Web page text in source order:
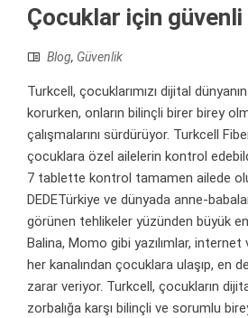
Çocuklar için
Blog, Güvenlik
Turkcell, çocuklarımızı dijital
korurken, onların bilinçli birer birey
çalışmalarını sürdürüyor. Turkcell
çocuklara özel ailelerin kontrol
7 tablette kontrol tamamen ailede
DEDETürkiye ve dünyada anne-
görünen tehlikeler yüzünden büyük
Balina, Momo gibi yazılımlar, internet
her kanalından çocuklara ulaşıp, en
zarar veriyor. Turkcell, çocukların
zorbalığa karşı bilinçli ve sorumlu